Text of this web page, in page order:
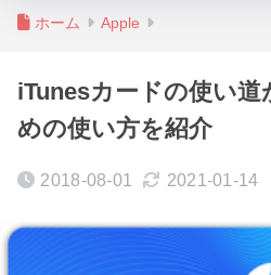
ホーム Apple
iTunesカードの使い
めの使い方を紹介
2018-08-01 2021-01-14